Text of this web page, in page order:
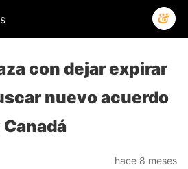
con dejar expirar
nuevo acuerdo
hace 8 meses